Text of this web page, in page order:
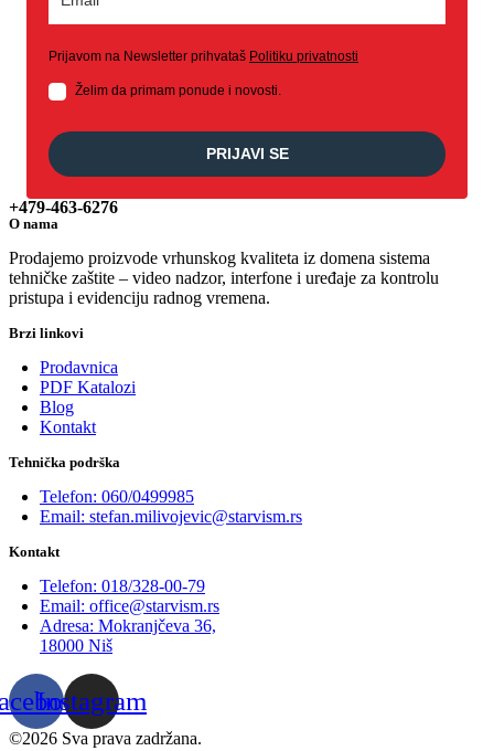
Prijavom na Newsletter prihvataš Politiku privatnosti
Želim da primam ponude i novosti.
PRIJAVI SE
+479-463-6276
O nama
Prodajemo proizvode vrhunskog kvaliteta iz domena sistema
tehničke zaštite – video nadzor, interfone i uređaje za kontrolu
pristupa i evidenciju radnog vremena.
Brzi linkovi
Prodavnica
PDF Katalozi
Blog
Kontakt
Tehnička podrška
Telefon: 060/0499985
Email: stefan.milivojevic@starvism.rs
Kontakt
Telefon: 018/328-00-79
Email: office@starvism.rs
Adresa: Mokranjčeva 36,
18000 Niš
Instagram
©2026 Sva prava zadržana.